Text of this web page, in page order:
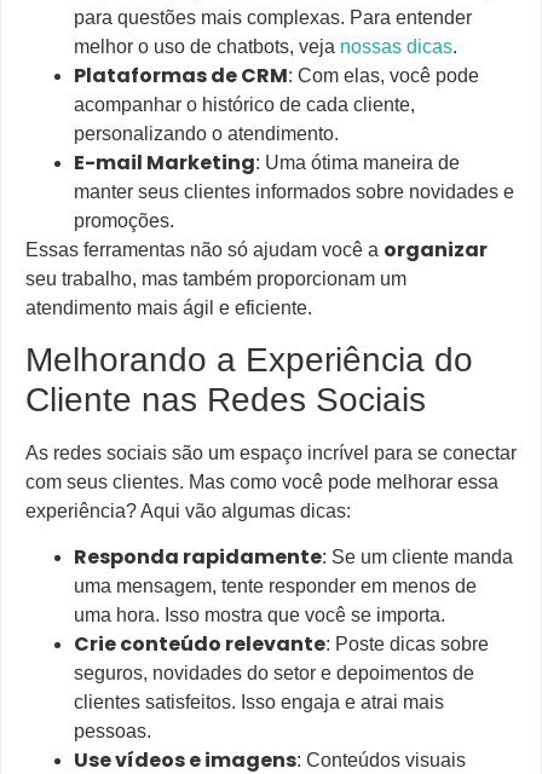
para questões mais complexas. Para entender
melhor o uso de chatbots, veja nossas dicas.
Plataformas de CRM: Com elas, você pode
acompanhar o histórico de cada cliente,
personalizando o atendimento.
E-mail Marketing: Uma ótima maneira de
manter seus clientes informados sobre novidades e
promoções.
Essas ferramentas não só ajudam você a organizar
seu trabalho, mas também proporcionam um
atendimento mais ágil e eficiente.
Melhorando a Experiência do
Cliente nas Redes Sociais
As redes sociais são um espaço incrível para se conectar
com seus clientes. Mas como você pode melhorar essa
experiência? Aqui vão algumas dicas:
Responda rapidamente: Se um cliente manda
uma mensagem, tente responder em menos de
uma hora. Isso mostra que você se importa.
Crie conteúdo relevante: Poste dicas sobre
seguros, novidades do setor e depoimentos de
clientes satisfeitos. Isso engaja e atrai mais
pessoas.
Use vídeos e imagens: Conteúdos visuais